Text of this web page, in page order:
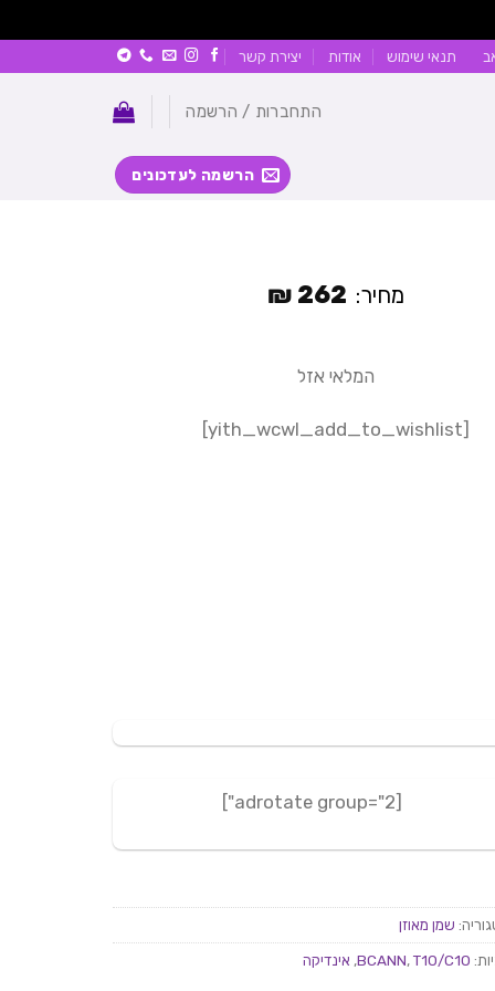
תנאי שימוש אודות יצירת קשר
התחברות / הרשמה
הרשמה לעדכונים
מחיר: 262
₪
המלאי אזל
[yith_wcwl_add_to_wishlist]
[adrotate group="2"]
שמן מאוזן
BCANN,T10/C10
, אינדיקה